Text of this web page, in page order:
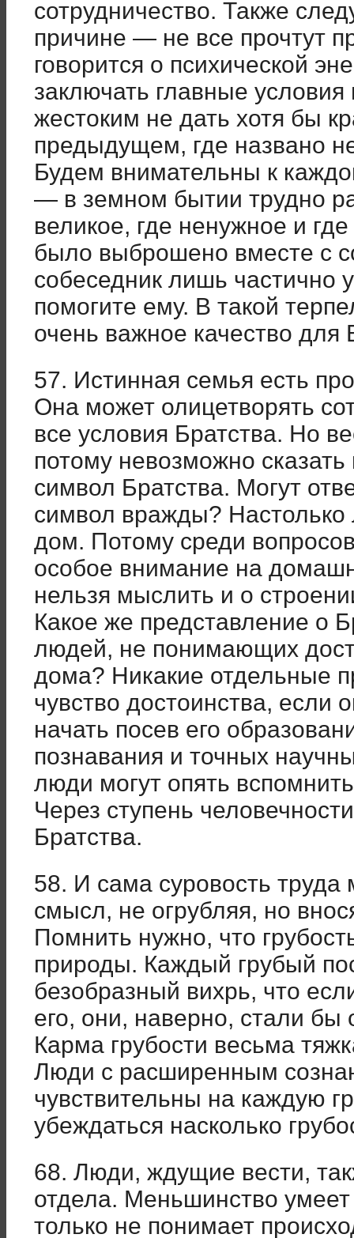
сотрудничество. Также
причине — не все прочтут
говорится о психической
заключать главные
жестоким не дать хотя бы
предыдущем, где названо
Будем внимательны к
— в земном бытии трудно
великое, где ненужное и
было выброшено вместе с
собеседник лишь частично
помогите ему. В такой
очень важное качество для
57. Истинная семья есть
Она может олицетворять
все условия Братства. Но
потому невозможно
символ Братства. Могут
символ вражды?
дом. Потому среди
особое внимание на
нельзя мыслить и о
Какое же представление о
людей, не понимающих
дома? Никакие отдельные
чувство достоинства, если
начать посев его
познавания и точных
люди могут опять
Через ступень
Братства.
58. И сама суровость
смысл, не огрубляя, но
Помнить нужно, что
природы. Каждый грубый
безобразный вихрь, что
его, они, наверно, стали бы
Карма грубости весьма
Люди с расширенным
чувствительны на каждую
убеждаться насколько
68. Люди, ждущие вести,
отдела. Меньшинство
только не понимает